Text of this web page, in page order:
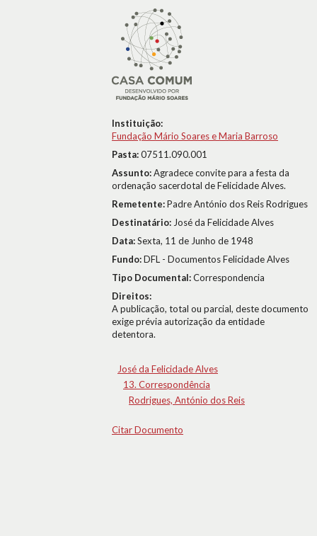
Instituição:
Fundação Mário Soares e Maria Barroso
Pasta:07511.090.001
Assunto:Agradece convite para a festa da
ordenação sacerdotal de Felicidade Alves.
Remetente:Padre António dos Reis Rodrigues
Destinatário: José da Felicidade Alves
Data:Sexta, 11 de Junho de 1948
Fundo:DFL - Documentos Felicidade Alves
Tipo Documental:Correspondencia
Direitos:
A publicação, total ou parcial, deste documento
exige prévia autorização da entidade
detentora.
José da Felicidade Alves
13. Correspondência
Rodrigues, António dos Reis
Citar Documento